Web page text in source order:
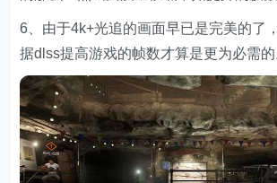
6、由于4k+光追的画面早已是完美的了
据dlss提高游戏的帧数才算是更为必需的